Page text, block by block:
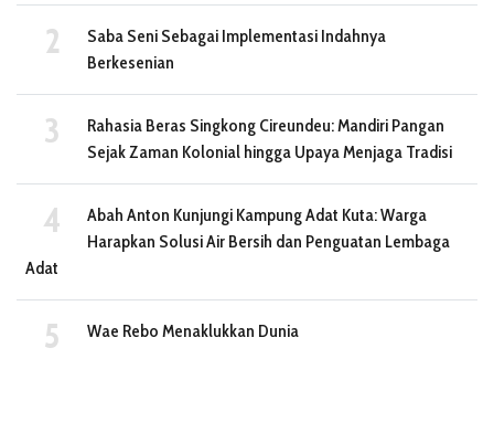
Saba Seni Sebagai Implementasi Indahnya
Berkesenian
Rahasia Beras Singkong Cireundeu: Mandiri Pangan
Sejak Zaman Kolonial hingga Upaya Menjaga Tradisi
Abah Anton Kunjungi Kampung Adat Kuta: Warga
Harapkan Solusi Air Bersih dan Penguatan Lembaga
Adat
Wae Rebo Menaklukkan Dunia